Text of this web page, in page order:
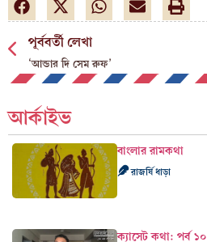
পূর্ববর্তী লেখা
‘আন্ডার দি সেম রুফ’
আর্কাইভ
বাংলার রামকথা
রাজর্ষি ধাড়া
ক্যাসেট কথা: পর্ব ১০